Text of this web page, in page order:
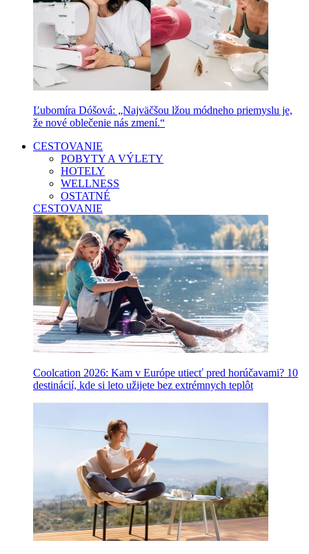
Ľubomíra Dóšová: „Najväčšou lžou módneho priemyslu je,
že nové oblečenie nás zmení.“
CESTOVANIE
POBYTY A VÝLETY
HOTELY
WELLNESS
OSTATNÉ
CESTOVANIE
Coolcation 2026: Kam v Európe utiecť pred horúčavami? 10
destinácií, kde si leto užijete bez extrémnych teplôt